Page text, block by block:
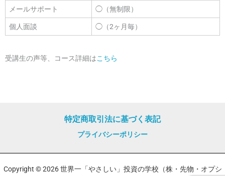
メールサポート ◯（無制限）
個人面談 ◯（2ヶ月毎）
受講生の声等、コース詳細はこちら
特定商取引法に基づく表記
プライバシーポリシー
Copyright © 2026 世界一「やさしい」投資の学校（株・先物・オプシ